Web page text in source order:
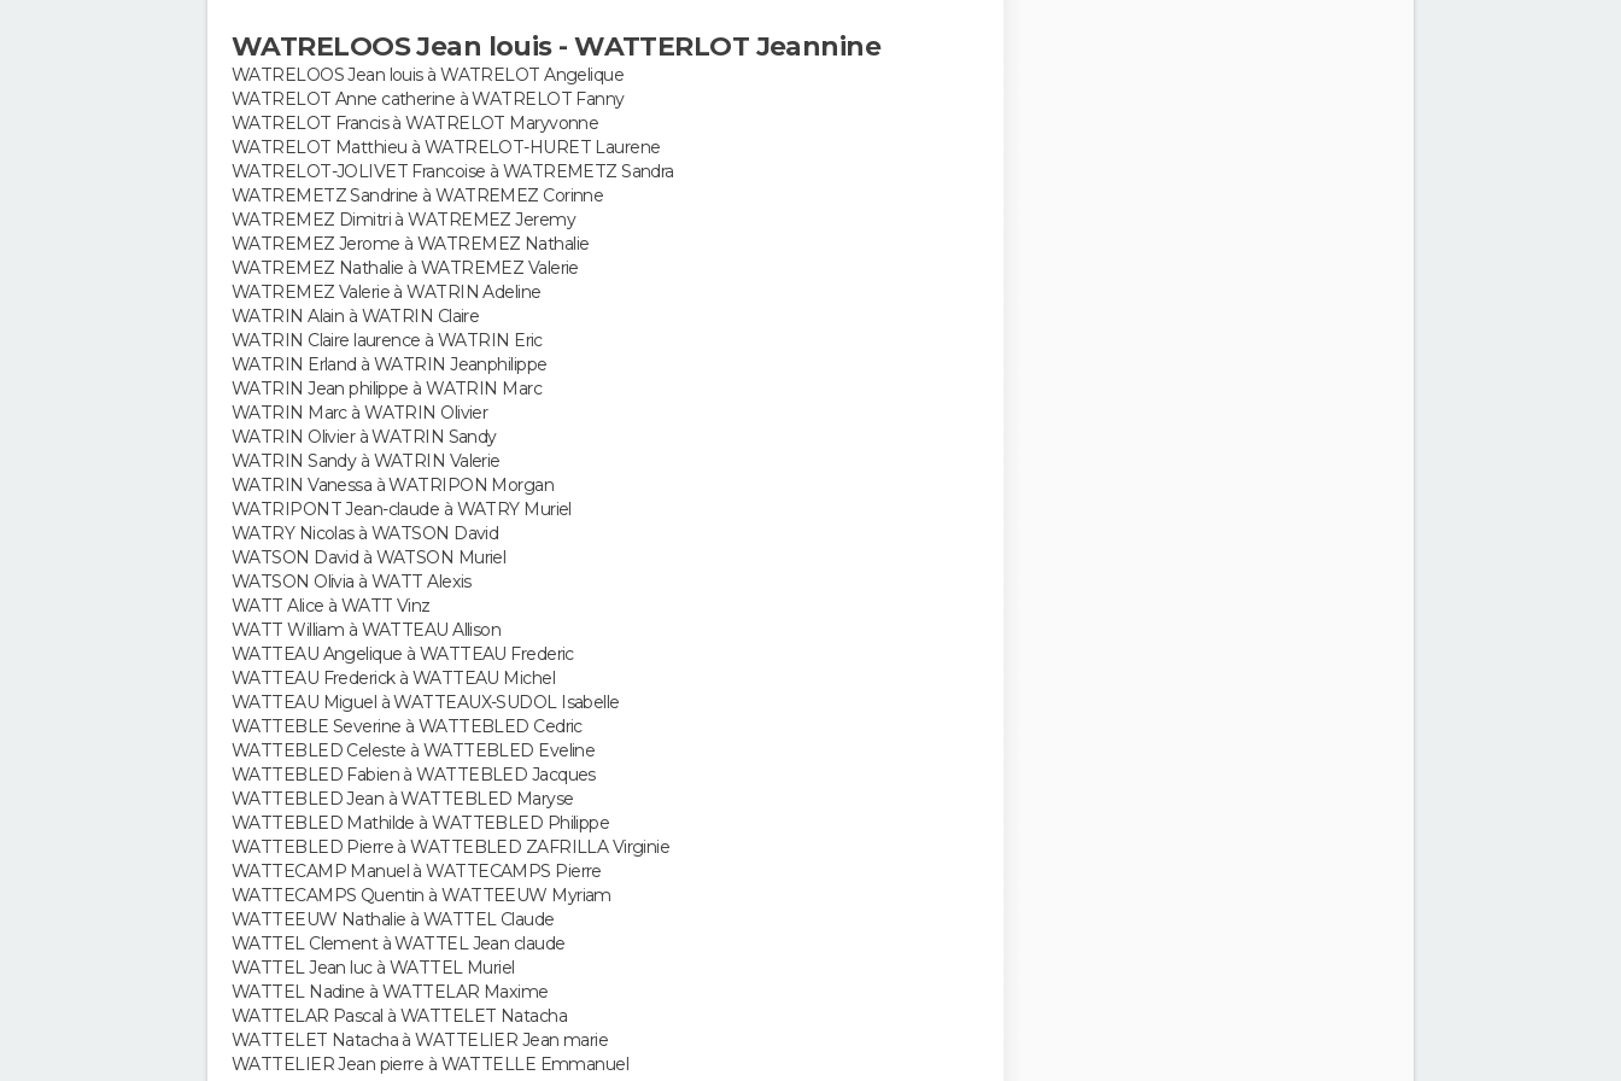
WATRELOOS Jean louis - WATTERLOT Jeannine
WATRELOOS Jean louis à WATRELOT Angelique
WATRELOT Anne catherine à WATRELOT Fanny
WATRELOT Francis à WATRELOT Maryvonne
WATRELOT Matthieu à WATRELOT-HURET Laurene
WATRELOT-JOLIVET Francoise à WATREMETZ Sandra
WATREMETZ Sandrine à WATREMEZ Corinne
WATREMEZ Dimitri à WATREMEZ Jeremy
WATREMEZ Jerome à WATREMEZ Nathalie
WATREMEZ Nathalie à WATREMEZ Valerie
WATREMEZ Valerie à WATRIN Adeline
WATRIN Alain à WATRIN Claire
WATRIN Claire laurence à WATRIN Eric
WATRIN Erland à WATRIN Jeanphilippe
WATRIN Jean philippe à WATRIN Marc
WATRIN Marc à WATRIN Olivier
WATRIN Olivier à WATRIN Sandy
WATRIN Sandy à WATRIN Valerie
WATRIN Vanessa à WATRIPON Morgan
WATRIPONT Jean-claude à WATRY Muriel
WATRY Nicolas à WATSON David
WATSON David à WATSON Muriel
WATSON Olivia à WATT Alexis
WATT Alice à WATT Vinz
WATT William à WATTEAU Allison
WATTEAU Angelique à WATTEAU Frederic
WATTEAU Frederick à WATTEAU Michel
WATTEAU Miguel à WATTEAUX-SUDOL Isabelle
WATTEBLE Severine à WATTEBLED Cedric
WATTEBLED Celeste à WATTEBLED Eveline
WATTEBLED Fabien à WATTEBLED Jacques
WATTEBLED Jean à WATTEBLED Maryse
WATTEBLED Mathilde à WATTEBLED Philippe
WATTEBLED Pierre à WATTEBLED ZAFRILLA Virginie
WATTECAMP Manuel à WATTECAMPS Pierre
WATTECAMPS Quentin à WATTEEUW Myriam
WATTEEUW Nathalie à WATTEL Claude
WATTEL Clement à WATTEL Jean claude
WATTEL Jean luc à WATTEL Muriel
WATTEL Nadine à WATTELAR Maxime
WATTELAR Pascal à WATTELET Natacha
WATTELET Natacha à WATTELIER Jean marie
WATTELIER Jean pierre à WATTELLE Emmanuel